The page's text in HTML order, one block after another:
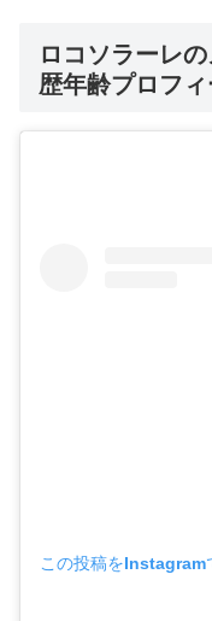
ロコソラーレ
歴年齢プロフ
この投稿をInstagram